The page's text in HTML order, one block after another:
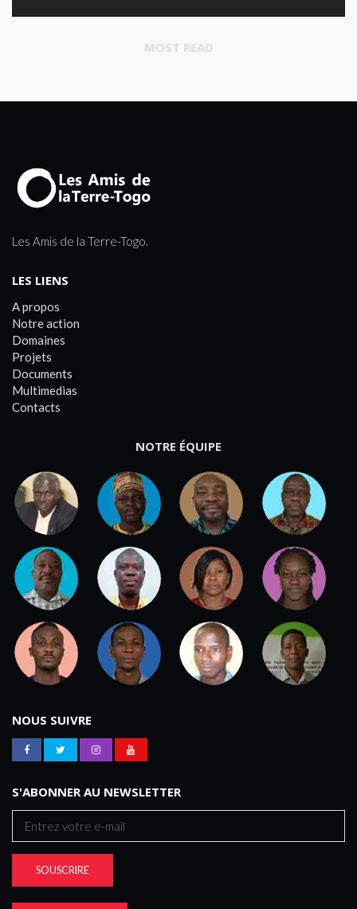
MOST READ
Les Amis de la Terre-Togo.
LES LIENS
A propos
Notre action
Domaines
Projets
Documents
Multimedias
Contacts
NOTRE ÉQUIPE
NOUS SUIVRE
S'ABONNER AU NEWSLETTER
SOUSCRIRE